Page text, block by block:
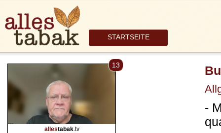
STARTSEITE
13
allestabak.tv
-